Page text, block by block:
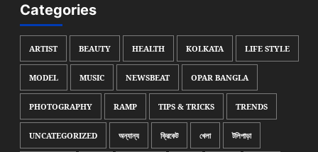
Categories
ARTIST BEAUTY HEALTH KOLKATA LIFE STYLE
MODEL MUSIC NEWSBEAT OPAR BANGLA
PHOTOGRAPHY RAMP TIPS & TRICKS TRENDS
UNCATEGORIZED অন্যান্য ক্রিকেট খেলা টলিপাড়া